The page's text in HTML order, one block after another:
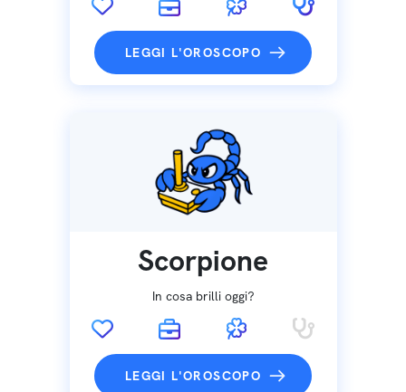
LEGGI L'OROSCOPO
Scorpione
In cosa brilli oggi?
LEGGI L'OROSCOPO